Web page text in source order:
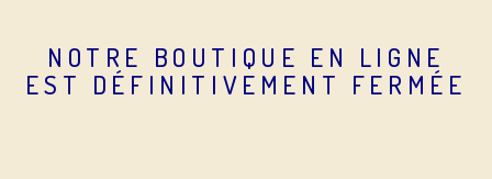
NOTRE BOUTIQUE EN LIGNE
EST DÉFINITIVEMENT FERMÉE